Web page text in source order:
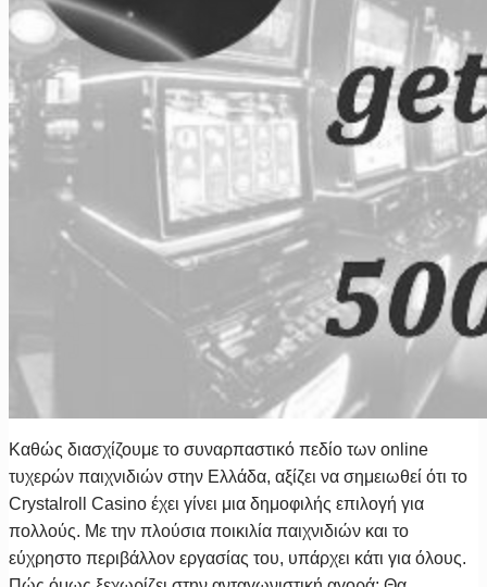
Καθώς διασχίζουμε το συναρπαστικό πεδίο των online
τυχερών παιχνιδιών στην Ελλάδα, αξίζει να σημειωθεί ότι το
Crystalroll Casino έχει γίνει μια δημοφιλής επιλογή για
πολλούς. Με την πλούσια ποικιλία παιχνιδιών και το
εύχρηστο περιβάλλον εργασίας του, υπάρχει κάτι για όλους.